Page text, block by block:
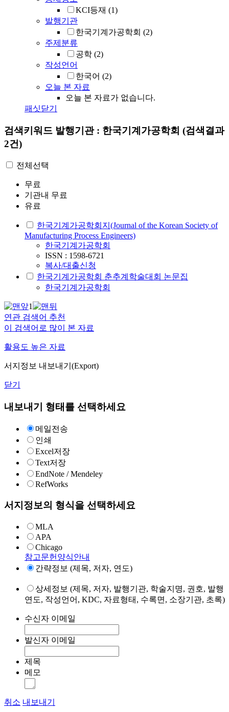
KCI등재 (1)
발행기관
한국기계가공학회 (2)
주제분류
공학 (2)
작성언어
한국어 (2)
오늘 본 자료
오늘 본 자료가 없습니다.
패싯닫기
검색키워드 발행기관 : 한국기계가공학회 (검색결과
2건)
전체선택
무료
기관내 무료
유료
한국기계가공학회지(Journal of the Korean Society of
Manufacturing Process Engineers)
한국기계가공학회
ISSN : 1598-6721
복사/대출신청
한국기계가공학회 춘추계학술대회 논문집
한국기계가공학회
1
연관 검색어 추천
이 검색어로 많이 본 자료
활용도 높은 자료
서지정보 내보내기(Export)
닫기
내보내기 형태를 선택하세요
메일전송
인쇄
Excel저장
Text저장
EndNote / Mendeley
RefWorks
서지정보의 형식을 선택하세요
MLA
APA
Chicago
참고문헌양식안내
간략정보 (제목, 저자, 연도)
상세정보 (제목, 저자, 발행기관, 학술지명, 권호, 발행
연도, 작성언어, KDC, 자료형태, 수록면, 소장기관, 초록)
수신자 이메일
발신자 이메일
제목
메모
취소 내보내기